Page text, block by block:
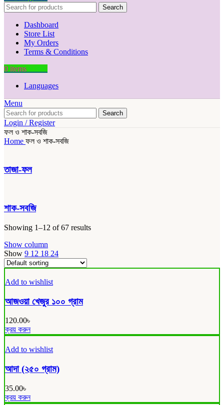
Search
Dashboard
Store List
My Orders
Terms & Conditions
0 items
Languages
Menu
Search
Login / Register
ফল ও শাক-সবজি
Home ফল ও শাক-সবজি
তাজা-ফল
শাক-সবজি
Showing 1–12 of 67 results
Show column
Show 9 12 18 24
Add to wishlist
আজওয়া খেজুর ১০০ গ্রাম
120.00৳
ক্রয় করুন
Add to wishlist
আদা (২৫০ গ্রাম)
35.00৳
ক্রয় করুন